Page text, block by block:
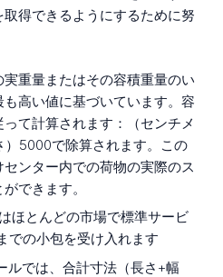
得できるようにするために努
重量またはその容積重量のい
高い値に基づいています。容
て計算されます：（センチメ
5000で除算されます。この
ンター内での荷物の実際のス
できます。
ほとんどの市場で標準サービ
での小包を受け入れます
ルでは、合計寸法（長さ+幅